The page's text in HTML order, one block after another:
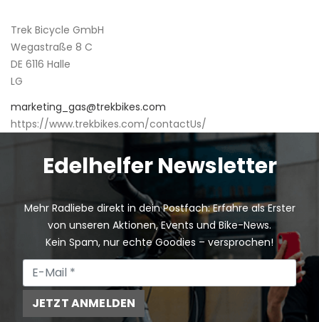
Trek Bicycle GmbH
Wegastraße 8 C
DE 6116 Halle
LG
marketing_gas@trekbikes.com
https://www.trekbikes.com/contactUs/
Edelhelfer Newsletter
Mehr Radliebe direkt in dein Postfach: Erfahre als Erster
von unseren Aktionen, Events und Bike-News.
Kein Spam, nur echte Goodies – versprochen!
JETZT ANMELDEN